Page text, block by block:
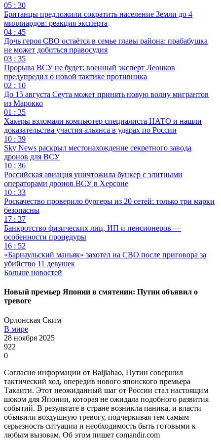
05 : 30
Британцы предложили сократить население Земли до 4
миллиардов: реакция эксперта
04 : 45
Дочь героя СВО остаётся в семье главы района: прабабушка
не может добиться правосудия
03 : 35
Прорыва ВСУ не будет: военный эксперт Леонков
предупредил о новой тактике противника
02 : 10
До 15 августа Сеута может принять новую волну мигрантов
из Марокко
01 : 35
Хакеры взломали компьютер специалиста НАТО и нашли
доказательства участия альянса в ударах по России
10 : 39
Sky News раскрыл местонахождение секретного завода
дронов для ВСУ
10 : 36
Российская авиация уничтожила бункер с элитными
операторами дронов ВСУ в Херсоне
10 : 33
Роскачество проверило бургеры из 20 сетей: только три марки
безопасны
17 : 37
Банкротство физических лиц, ИП и пенсионеров —
особенности процедуры
16 : 52
«Барнаульский маньяк» захотел на СВО после приговора за
убийство 11 девушек
Больше новостей
Новый премьер Японии в смятении: Путин объявил о
тревоге
Орлонская Ским
В мире
28 ноября 2025
922
0
Согласно информации от Baijiahao, Путин совершил
тактический ход, опередив нового японского премьера
Такаити. Этот неожиданный шаг от России стал настоящим
шоком для Японии, которая не ожидала подобного развития
событий. В результате в стране возникла паника, и власти
объявили воздушную тревогу, подчеркивая тем самым
серьезность ситуации и необходимость быть готовыми к
любым вызовам. Об этом пишет comandir.com